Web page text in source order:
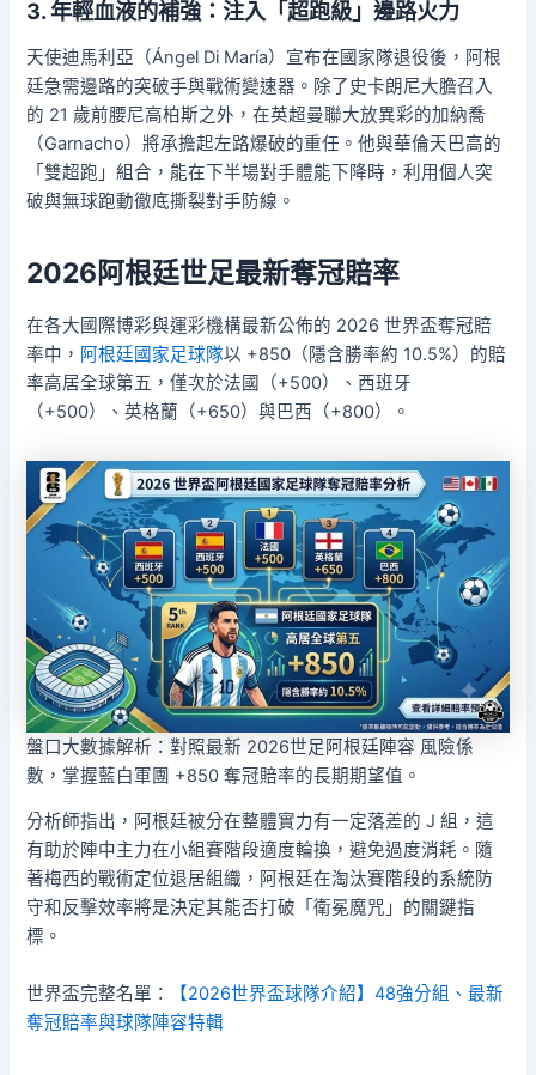
3. 年輕血液的補強：注入「超跑級」邊路火力
天使迪馬利亞（Ángel Di María）宣布在國家隊退役後，阿根
廷急需邊路的突破手與戰術變速器。除了史卡朗尼大膽召入
的 21 歲前腰尼高柏斯之外，在英超曼聯大放異彩的加納喬
（Garnacho）將承擔起左路爆破的重任。他與華倫天巴高的
「雙超跑」組合，能在下半場對手體能下降時，利用個人突
破與無球跑動徹底撕裂對手防線。
2026阿根廷世足最新奪冠賠率
在各大國際博彩與運彩機構最新公佈的 2026 世界盃奪冠賠
率中， 阿根廷國家足球隊以 +850（隱含勝率約 10.5%）的賠
率高居全球第五，僅次於法國（+500）、西班牙
（+500）、英格蘭（+650）與巴西（+800）。
盤口大數據解析：對照最新 2026世足阿根廷陣容 風險係
數，掌握藍白軍團 +850 奪冠賠率的長期期望值。
分析師指出，阿根廷被分在整體實力有一定落差的 J 組，這
有助於陣中主力在小組賽階段適度輪換，避免過度消耗。隨
著梅西的戰術定位退居組織，阿根廷在淘汰賽階段的系統防
守和反擊效率將是決定其能否打破「衛冕魔咒」的關鍵指
標。
世界盃完整名單：
【2026世界盃球隊介紹】48強分組、最新
奪冠賠率與球隊陣容特輯